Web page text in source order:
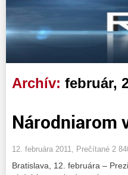
Zoznam blogov
Komerčné blogy
Archív: február,
Národniarom
12. februára 2011, Prečítané 2
Bratislava, 12. februára –